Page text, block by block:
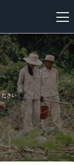
新
規
登
録
ださい